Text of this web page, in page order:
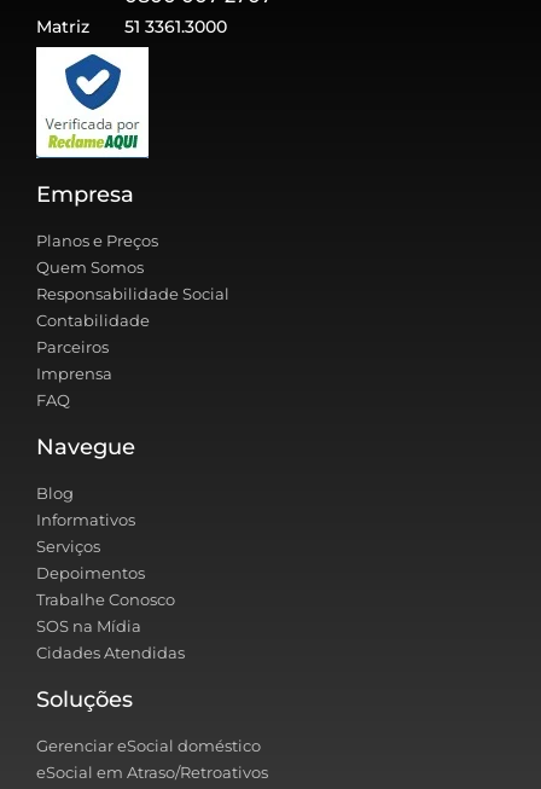
Matriz 51 3361.3000
Empresa
Planos e Preços
Quem Somos
Responsabilidade Social
Contabilidade
Parceiros
Imprensa
FAQ
Navegue
Blog
Informativos
Serviços
Depoimentos
Trabalhe Conosco
SOS na Mídia
Cidades Atendidas
Soluções
Gerenciar eSocial doméstico
eSocial em Atraso/Retroativos